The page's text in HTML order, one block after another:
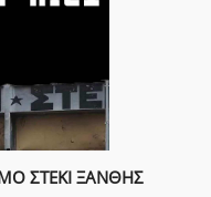
ΣΤΕΚΙ ΞΑΝΘΗΣ